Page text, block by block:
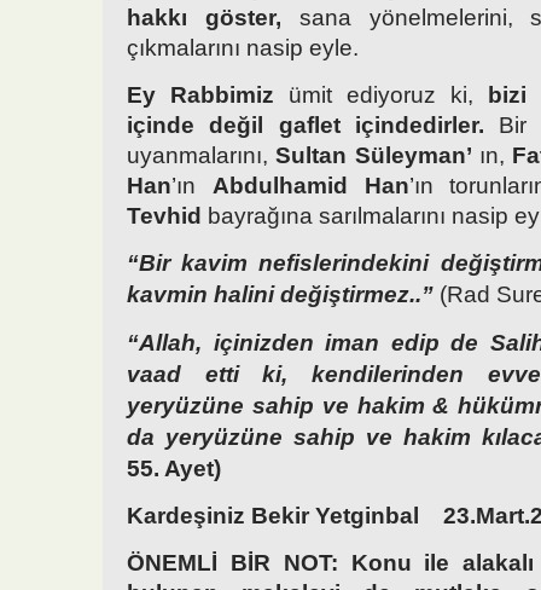
hakkı göster, sana yönelmelerini,
çıkmalarını nasip eyle.
Ey Rabbimiz ümit ediyoruz ki,
bizi
içinde değil gaflet içindedirler. Bir
uyanmalarını,Sultan Süleyman’ ın,
Han’ın Abdulhamid Han’ın
Tevhid bayrağına sarılmalarını nasip
“Bir kavim nefislerindekini
kavmin halini değiştirmez..” (Rad
“Allah, içinizden iman edip de
vaad etti ki, kendilerinden
yeryüzüne sahip ve hakim &
da yeryüzüne sahip ve hakim
55. Ayet)
Kardeşiniz Bekir Yetginbal
ÖNEMLİ BİR NOT:
Konu ile alakalı